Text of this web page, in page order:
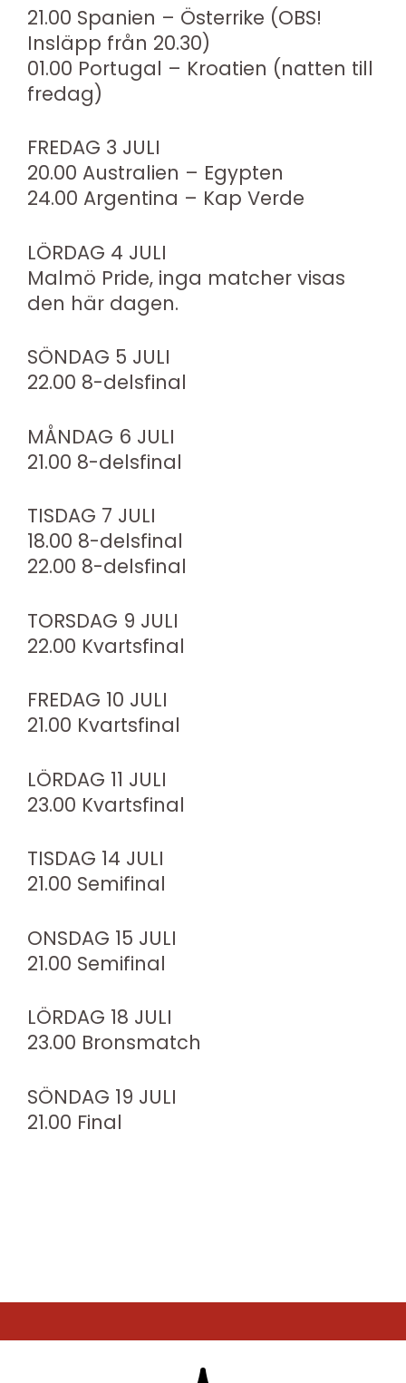
21.00 Spanien – Österrike (OBS!
Insläpp från 20.30)
01.00 Portugal – Kroatien (natten till
fredag)
FREDAG 3 JULI
20.00 Australien – Egypten
24.00 Argentina – Kap Verde
LÖRDAG 4 JULI
Malmö Pride, inga matcher visas
den här dagen.
SÖNDAG 5 JULI
22.00 8-delsfinal
MÅNDAG 6 JULI
21.00 8-delsfinal
TISDAG 7 JULI
18.00 8-delsfinal
22.00 8-delsfinal
TORSDAG 9 JULI
22.00 Kvartsfinal
FREDAG 10 JULI
21.00 Kvartsfinal
LÖRDAG 11 JULI
23.00 Kvartsfinal
TISDAG 14 JULI
21.00 Semifinal
ONSDAG 15 JULI
21.00 Semifinal
LÖRDAG 18 JULI
23.00 Bronsmatch
SÖNDAG 19 JULI
21.00 Final